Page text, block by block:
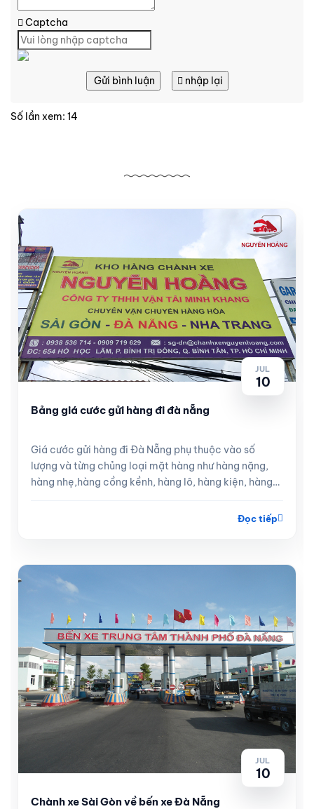
Captcha
Gửi bình luận nhập lại
Số lần xem: 14
JUL
10
Bảng giá cước gửi hàng đi đà nẵng
Giá cước gửi hàng đi Đà Nẵng phụ thuộc vào số
lượng và từng chủng loại mặt hàng như hàng nặng,
hàng nhẹ,hàng cồng kềnh, hàng lô, hàng kiện, hàng
Đọc tiếp
JUL
10
Chành xe Sài Gòn về bến xe Đà Nẵng